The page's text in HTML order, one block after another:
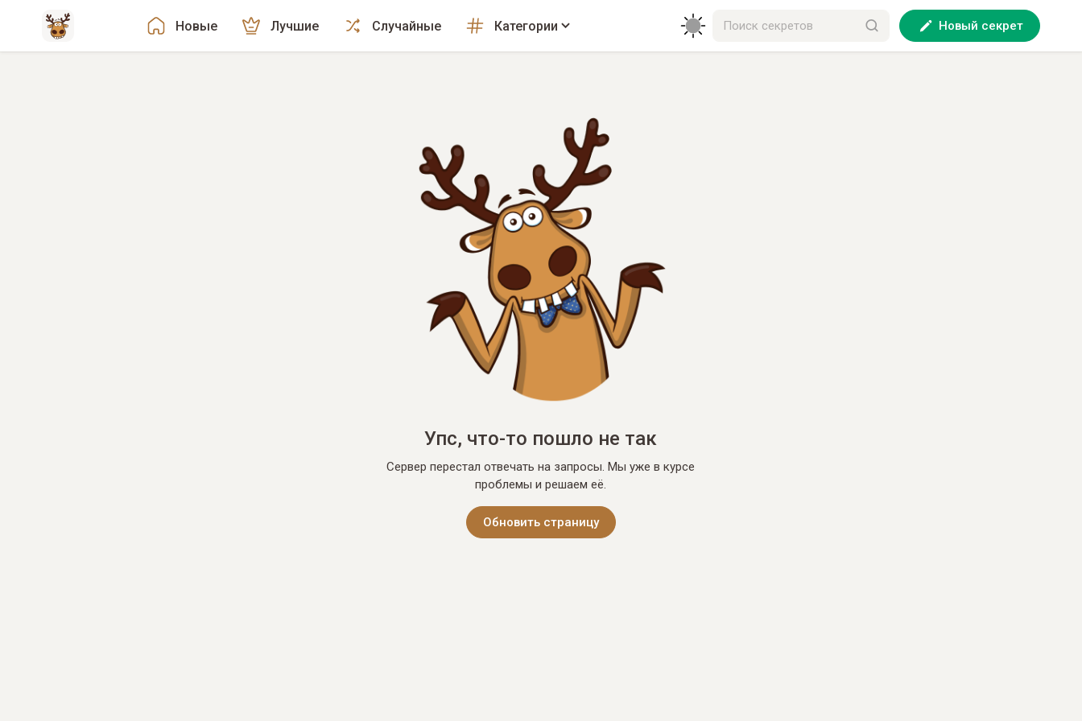
Новые Лучшие Случайные Категории Новый секрет
Упс, что-то пошло не так
Сервер перестал отвечать на запросы. Мы уже в курсе
проблемы и решаем её.
Обновить страницу